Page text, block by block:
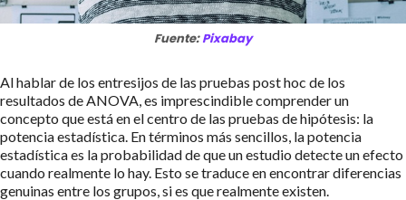
Fuente:Pixabay
Al hablar de los entresijos de las pruebas post hoc de los
resultados de ANOVA, es imprescindible comprender un
concepto que está en el centro de las pruebas de hipótesis: la
potencia estadística. En términos más sencillos, la potencia
estadística es la probabilidad de que un estudio detecte un efecto
cuando realmente lo hay. Esto se traduce en encontrar diferencias
genuinas entre los grupos, si es que realmente existen.